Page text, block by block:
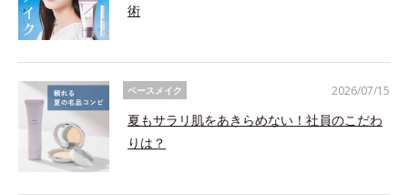
術
ベースメイク
夏もサラリ肌をあきらめない！社員のこだわ
りは？
2026/07/15